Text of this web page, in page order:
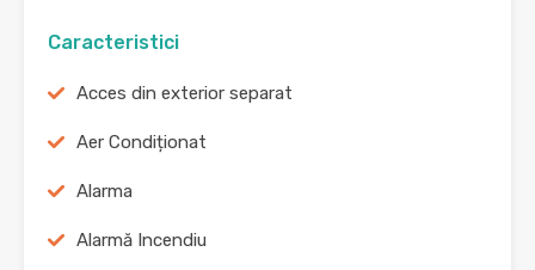
Caracteristici
Acces din exterior separat
Aer Condiționat
Alarma
Alarmă Incendiu